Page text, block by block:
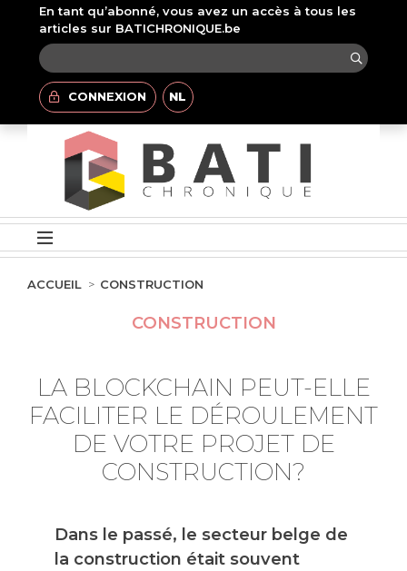
En tant qu’abonné, vous avez un accès à tous les
articles sur BATICHRONIQUE.be
CONNEXION NL
ACCUEIL CONSTRUCTION
CONSTRUCTION
LA BLOCKCHAIN PEUT-ELLE
FACILITER LE DÉROULEMENT
DE VOTRE PROJET DE
CONSTRUCTION?
Dans le passé, le secteur belge de
la construction était souvent